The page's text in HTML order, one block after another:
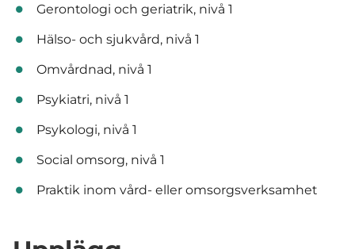
Gerontologi och geriatrik, nivå 1
Hälso- och sjukvård, nivå 1
Omvårdnad, nivå 1
Psykiatri, nivå 1
Psykologi, nivå 1
Social omsorg, nivå 1
Praktik inom vård- eller omsorgsverksamhet